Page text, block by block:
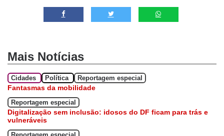
Mais Notícias
Cidades Política Reportagem especial
Fantasmas da mobilidade
Reportagem especial
Digitalização sem inclusão: idosos do DF ficam para trás e
vulneráveis